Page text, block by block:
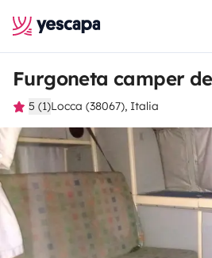
Furgoneta camper
5 (1)Locca (38067), Italia